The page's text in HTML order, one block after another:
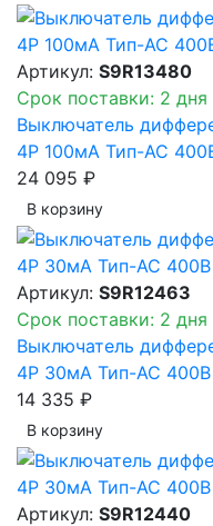
Артикул: S9R13480
Срок поставки: 2 дня
Выключатель
4P 100мА Тип-AC
24 095 ₽
В корзинy
Артикул: S9R12463
Срок поставки: 2 дня
Выключатель
4P 30мА Тип-AC
14 335 ₽
В корзинy
Артикул: S9R12440